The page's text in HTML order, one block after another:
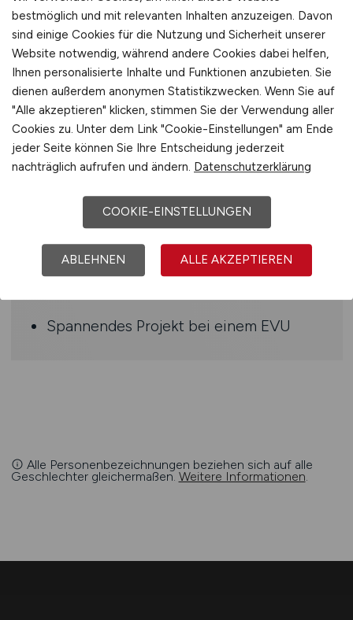
CRM und der Middleware-Architektur
Verständnis für
Marktkommunikationsprozesse sowie
starkes Prozessmanagement-Know-how
Hohe Problemlösungskompetenz und
Erfahrung in der Analyse
fachbereichsübergreifender
Sachverhalte
Energiewirtschaft, idealerweise mit
Hintergrund in Anwendungsbetreuung
oder Prozessmanagement
Spannendes Projekt bei einem EVU
Alle Personenbezeichnungen beziehen sich auf alle
Geschlechter gleichermaßen. Weitere Informationen.
bestmöglich und mit relevanten Inhalten anzuzeigen. Davon
sind einige Cookies für die Nutzung und Sicherheit unserer
Website notwendig, während andere Cookies dabei helfen,
Ihnen personalisierte Inhalte und Funktionen anzubieten. Sie
dienen außerdem anonymen Statistikzwecken. Wenn Sie auf
"Alle akzeptieren" klicken, stimmen Sie der Verwendung aller
Cookies zu. Unter dem Link "Cookie-Einstellungen" am Ende
jeder Seite können Sie Ihre Entscheidung jederzeit
nachträglich aufrufen und ändern. Datenschutzerklärung
COOKIE-EINSTELLUNGEN
ABLEHNEN ALLE AKZEPTIEREN